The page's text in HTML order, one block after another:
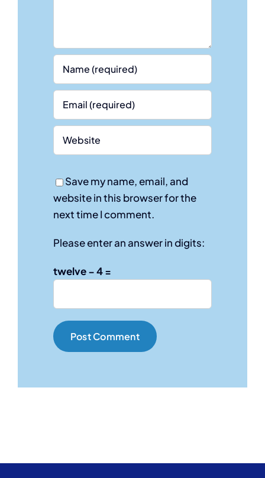
Save my name, email, and
website in this browser for the
next time I comment.
Please enter an answer in digits:
twelve − 4 =